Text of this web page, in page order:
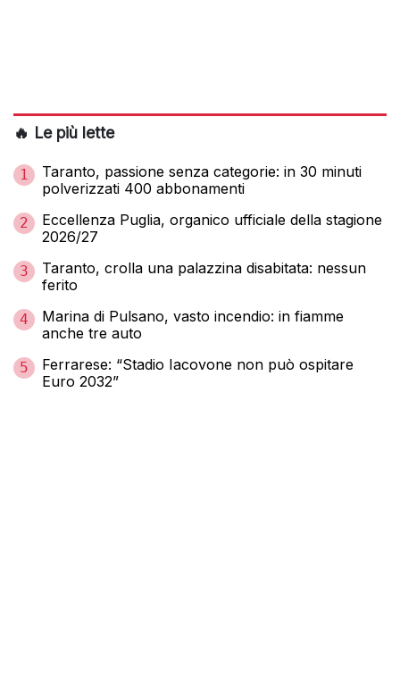
🔥 Le più lette
1
Taranto, passione senza categorie: in 30 minuti
polverizzati 400 abbonamenti
2
Eccellenza Puglia, organico ufficiale della stagione
2026/27
3
Taranto, crolla una palazzina disabitata: nessun
ferito
4
Marina di Pulsano, vasto incendio: in fiamme
anche tre auto
5
Ferrarese: “Stadio Iacovone non può ospitare
Euro 2032”